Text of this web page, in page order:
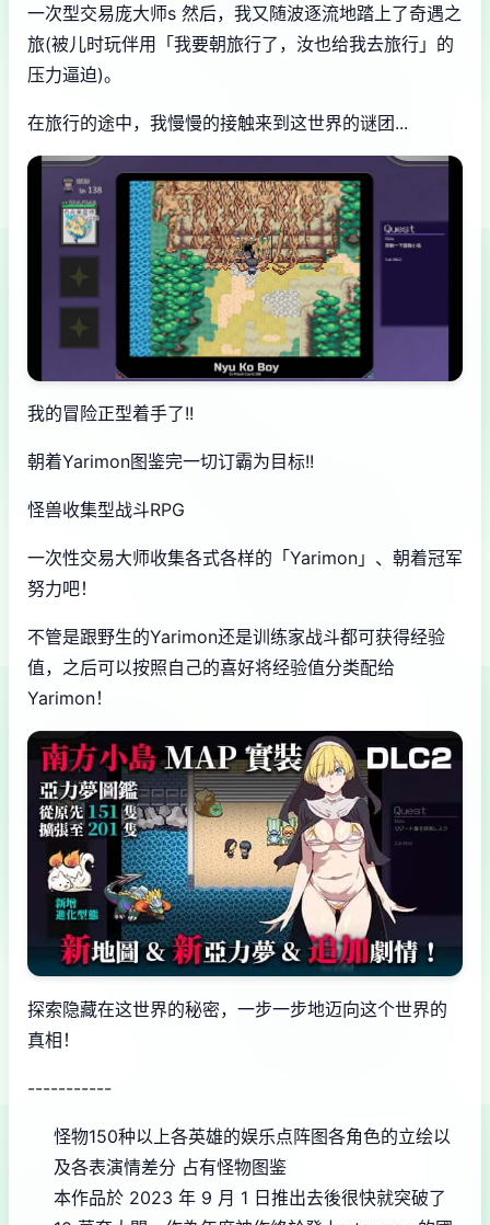
一次型交易庞大师s 然后，我又随波逐流地踏上了奇遇之
旅(被儿时玩伴用「我要朝旅行了，汝也给我去旅行」的
压力逼迫)。
在旅行的途中，我慢慢的接触来到这世界的谜团...
我的冒险正型着手了!!
朝着Yarimon图鉴完一切订霸为目标!!
怪兽收集型战斗RPG
一次性交易大师收集各式各样的「Yarimon」、朝着冠军
努力吧！
不管是跟野生的Yarimon还是训练家战斗都可获得经验
值，之后可以按照自己的喜好将经验值分类配给
Yarimon！
探索隐藏在这世界的秘密，一步一步地迈向这个世界的
真相！
-----------
怪物150种以上各英雄的娱乐点阵图各角色的立绘以
及各表演情差分 占有怪物图鉴
本作品於 2023 年 9 月 1 日推出去後很快就突破了